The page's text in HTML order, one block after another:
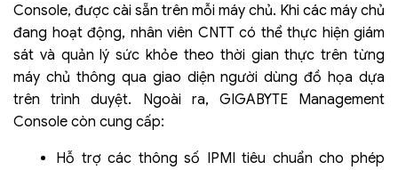
Console, được cài sẵn trên mỗi máy chủ. Khi các máy chủ
đang hoạt động, nhân viên CNTT có thể thực hiện giám
sát và quản lý sức khỏe theo thời gian thực trên từng
máy chủ thông qua giao diện người dùng đồ họa dựa
trên trình duyệt. Ngoài ra, GIGABYTE Management
Console còn cung cấp:
Hỗ trợ các thông số IPMI tiêu chuẩn cho phép